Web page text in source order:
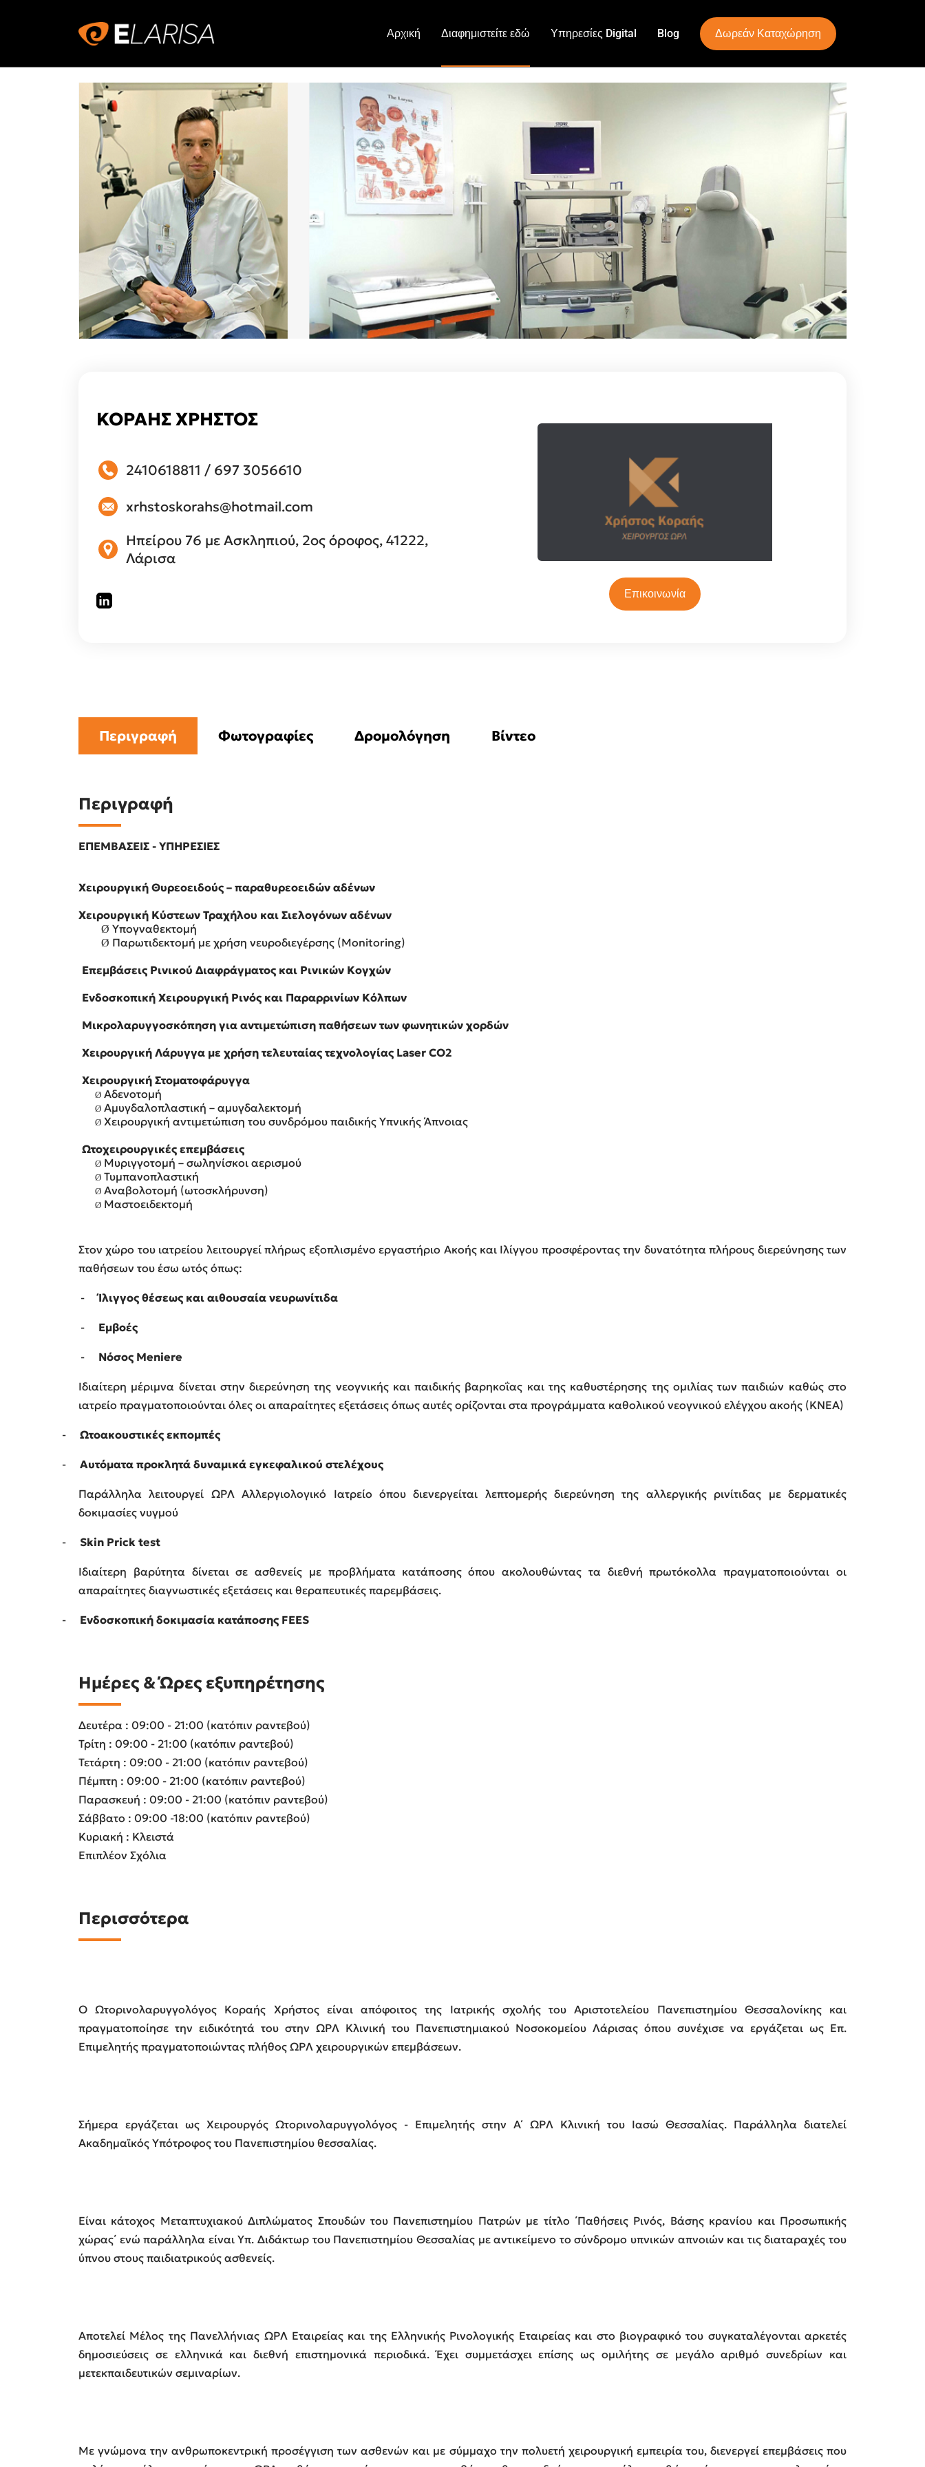
Αρχική Διαφημιστείτε εδώ Υπηρεσίες Digital Blog Δωρεάν Καταχώρηση
ΚΟΡΑΗΣ ΧΡΗΣΤΟΣ
2410618811 / 697 3056610
xrhstoskorahs@hotmail.com
Ηπείρου 76 με Ασκληπιού, 2ος όροφος, 41222,
Λάρισα
Επικοινωνία
Περιγραφή Φωτογραφίες Δρομολόγηση Βίντεο
Περιγραφή
ΕΠΕΜΒΑΣΕΙΣ - ΥΠΗΡΕΣΙΕΣ
Χειρουργική Θυρεοειδούς – παραθυρεοειδών αδένων
Χειρουργική Κύστεων Τραχήλου και Σιελογόνων αδένων
Ø Υπογναθεκτομή
Ø Παρωτιδεκτομή με χρήση νευροδιεγέρσης (Μοnitoring)
Επεμβάσεις Ρινικού Διαφράγματος και Ρινικών Κογχών
Ενδοσκοπική Χειρουργική Ρινός και Παραρρινίων Κόλπων
Μικρολαρυγγοσκόπηση για αντιμετώπιση παθήσεων των φωνητικών χορδών
Χειρουργική Λάρυγγα με χρήση τελευταίας τεχνολογίας Laser CO2
Χειρουργική Στοματοφάρυγγα
Ø Αδενοτομή
Ø Αμυγδαλοπλαστική – αμυγδαλεκτομή
Ø Χειρουργική αντιμετώπιση του συνδρόμου παιδικής Υπνικής Άπνοιας
Ωτοχειρουργικές επεμβάσεις
Ø Μυριγγοτομή – σωληνίσκοι αερισμού
Ø Τυμπανοπλαστική
Ø Aναβολοτομή (ωτοσκλήρυνση)
Ø Μαστοειδεκτομή
Στον χώρο του ιατρείου λειτουργεί πλήρως εξοπλισμένο εργαστήριο Ακοής και Ιλίγγου προσφέροντας την δυνατότητα πλήρους διερεύνησης των
παθήσεων του έσω ωτός όπως:
- Ίλιγγος θέσεως και αιθουσαία νευρωνίτιδα
- Εμβοές
- Νόσος Meniere
Ιδιαίτερη μέριμνα δίνεται στην διερεύνηση της νεογνικής και παιδικής βαρηκοΐας και της καθυστέρησης της ομιλίας των παιδιών καθώς στο
ιατρείο πραγματοποιούνται όλες οι απαραίτητες εξετάσεις όπως αυτές ορίζονται στα προγράμματα καθολικού νεογνικού ελέγχου ακοής (ΚΝΕΑ)
- Ωτοακουστικές εκπομπές
- Αυτόματα προκλητά δυναμικά εγκεφαλικού στελέχους
Παράλληλα λειτουργεί ΩΡΛ Αλλεργιολογικό Ιατρείο όπου διενεργείται λεπτομερής διερεύνηση της αλλεργικής ρινίτιδας με δερματικές
δοκιμασίες νυγμού
- Skin Prick test
Ιδιαίτερη βαρύτητα δίνεται σε ασθενείς με προβλήματα κατάποσης όπου ακολουθώντας τα διεθνή πρωτόκολλα πραγματοποιούνται οι
απαραίτητες διαγνωστικές εξετάσεις και θεραπευτικές παρεμβάσεις.
- Ενδοσκοπική δοκιμασία κατάποσης FEES
Ημέρες & Ώρες εξυπηρέτησης
Δευτέρα : 09:00 - 21:00 (κατόπιν ραντεβού)
Τρίτη : 09:00 - 21:00 (κατόπιν ραντεβού)
Τετάρτη : 09:00 - 21:00 (κατόπιν ραντεβού)
Πέμπτη : 09:00 - 21:00 (κατόπιν ραντεβού)
Παρασκευή : 09:00 - 21:00 (κατόπιν ραντεβού)
Σάββατο : 09:00 -18:00 (κατόπιν ραντεβού)
Κυριακή : Κλειστά
Επιπλέον Σχόλια
Περισσότερα
Ο Ωτορινολαρυγγολόγος Κοραής Χρήστος είναι απόφοιτος της Ιατρικής σχολής του Αριστοτελείου Πανεπιστημίου Θεσσαλονίκης και
πραγματοποίησε την ειδικότητά του στην ΩΡΛ Κλινική του Πανεπιστημιακού Νοσοκομείου Λάρισας όπου συνέχισε να εργάζεται ως Επ.
Επιμελητής πραγματοποιώντας πλήθος ΩΡΛ χειρουργικών επεμβάσεων.
Σήμερα εργάζεται ως Χειρουργός Ωτορινολαρυγγολόγος - Επιμελητής στην Α΄ ΩΡΛ Κλινική του Ιασώ Θεσσαλίας. Παράλληλα διατελεί
Ακαδημαϊκός Υπότροφος του Πανεπιστημίου θεσσαλίας.
Είναι κάτοχος Μεταπτυχιακού Διπλώματος Σπουδών του Πανεπιστημίου Πατρών με τίτλο ΄Παθήσεις Ρινός, Βάσης κρανίου και Προσωπικής
χώρας΄ ενώ παράλληλα είναι Υπ. Διδάκτωρ του Πανεπιστημίου Θεσσαλίας με αντικείμενο το σύνδρομο υπνικών απνοιών και τις διαταραχές του
ύπνου στους παιδιατρικούς ασθενείς.
Αποτελεί Μέλος της Πανελλήνιας ΩΡΛ Εταιρείας και της Ελληνικής Ρινολογικής Εταιρείας και στο βιογραφικό του συγκαταλέγονται αρκετές
δημοσιεύσεις σε ελληνικά και διεθνή επιστημονικά περιοδικά. Έχει συμμετάσχει επίσης ως ομιλήτης σε μεγάλο αριθμό συνεδρίων και
μετεκπαιδευτικών σεμιναρίων.
Με γνώμονα την ανθρωποκεντρική προσέγγιση των ασθενών και με σύμμαχο την πολυετή χειρουργική εμπειρία του, διενεργεί επεμβάσεις που